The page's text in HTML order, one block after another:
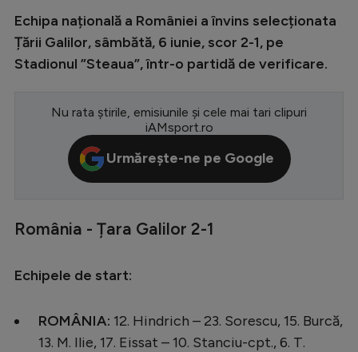
Champions League
Conference League
CM 2026
Premier League
Serie A
Bundesliga
Campionate
Echipa națională a României a învins selecționata
Țării Galilor, sâmbătă, 6 iunie, scor 2-1, pe
Stadionul ”Steaua”, într-o partidă de verificare.
Nu rata știrile, emisiunile și cele mai tari clipuri
iAMsport.ro
Urmărește-ne pe Google
România - Țara Galilor 2-1
Echipele de start:
ROMÂNIA: 12. Hindrich – 23. Sorescu, 15. Burcă,
13. M. Ilie, 17. Eissat – 10. Stanciu-cpt., 6. T.